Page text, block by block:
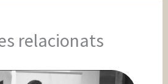
relacionats